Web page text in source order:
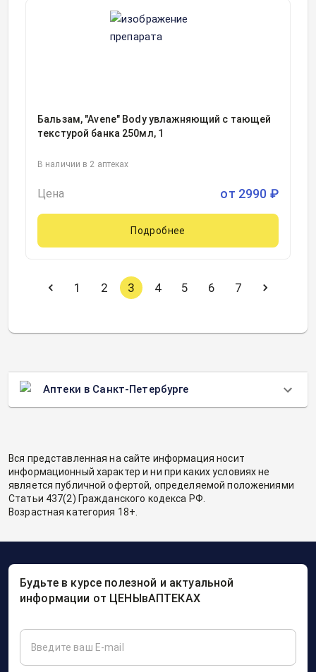
Бальзам, "Avene" Body увлажняющий с тающей
текстурой банка 250мл, 1
В наличии в 2 аптеках
Цена от 2990 ₽
Подробнее
1 2 3 4 5 6 7
Аптеки в Санкт-Петербурге
Вся представленная на сайте информация носит
информационный характер и ни при каких условиях не
является публичной офертой, определяемой положениями
Статьи 437(2) Гражданского кодекса РФ.
Возрастная категория 18+.
Будьте в курсе полезной и актуальной
информации от ЦЕНЫвАПТЕКАХ